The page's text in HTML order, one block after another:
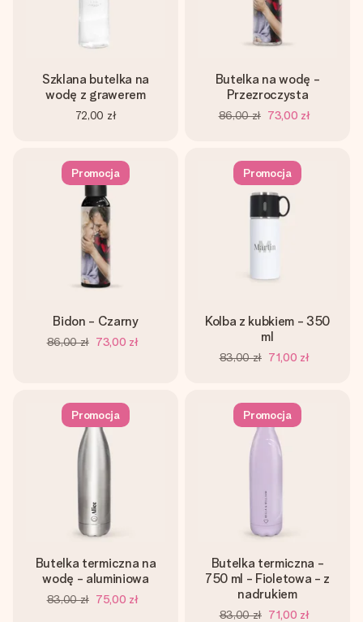
Szklana butelka na
wodę z grawerem
72,00 zł
Butelka na wodę -
Przezroczysta
86,00 zł 73,00 zł
Promocja
Bidon - Czarny
86,00 zł 73,00 zł
Promocja
Kolba z kubkiem - 350
ml
83,00 zł 71,00 zł
Promocja
Butelka termiczna na
wodę - aluminiowa
83,00 zł 75,00 zł
Promocja
Butelka termiczna -
750 ml - Fioletowa - z
nadrukiem
83,00 zł 71,00 zł